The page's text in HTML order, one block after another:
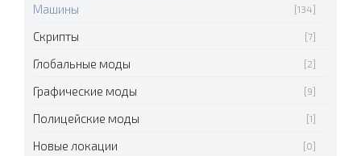
Машины [134]
Скрипты [7]
Глобальные моды [2]
Графические моды [9]
Полицейские моды [1]
Новые локации [0]